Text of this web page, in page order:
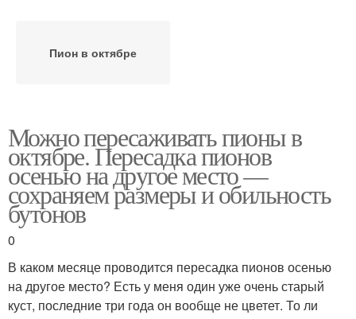
Пион в октябре
Можно пересаживать пионы в
октябре. Пересадка пионов
осенью на другое место —
сохраняем размеры и обильность
бутонов
0
В каком месяце проводится пересадка пионов осенью
на другое место? Есть у меня один уже очень старый
куст, последние три года он вообще не цветет. То ли